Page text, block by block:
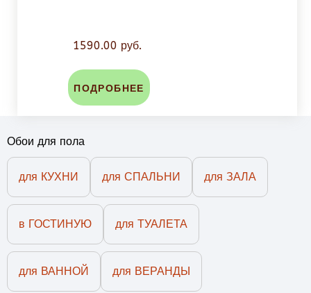
1590.00 руб.
ПОДРОБНЕЕ
Обои для пола
для КУХНИ для СПАЛЬНИ для ЗАЛА
в ГОСТИНУЮ для ТУАЛЕТА
для ВАННОЙ для ВЕРАНДЫ